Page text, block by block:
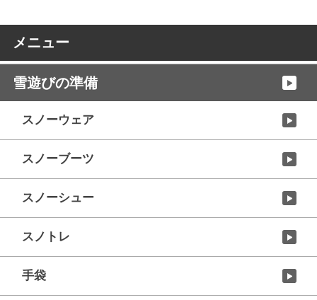
メニュー
雪遊びの準備
スノーウェア
スノーブーツ
スノーシュー
スノトレ
手袋